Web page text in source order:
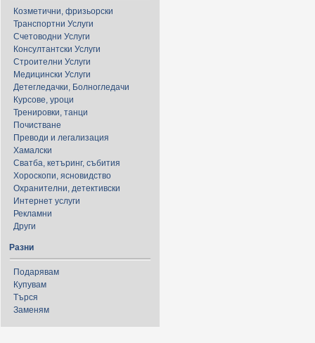
Козметични, фризьорски
Транспортни Услуги
Счетоводни Услуги
Консултантски Услуги
Строителни Услуги
Медицински Услуги
Детегледачки, Болногледачи
Курсове, уроци
Тренировки, танци
Почистване
Преводи и легализация
Хамалски
Сватба, кетъринг, събития
Хороскопи, ясновидство
Охранителни, детективски
Интернет услуги
Рекламни
Други
Разни
Подарявам
Купувам
Търся
Заменям